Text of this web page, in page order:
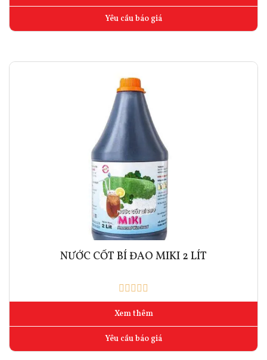
Yêu cầu báo giá
NƯỚC CỐT BÍ ĐAO MIKI 2 LÍT
Xem thêm
Yêu cầu báo giá